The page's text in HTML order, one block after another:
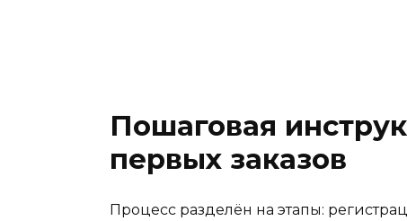
Пошаговая
первых заказов
Процесс разделён на этапы: